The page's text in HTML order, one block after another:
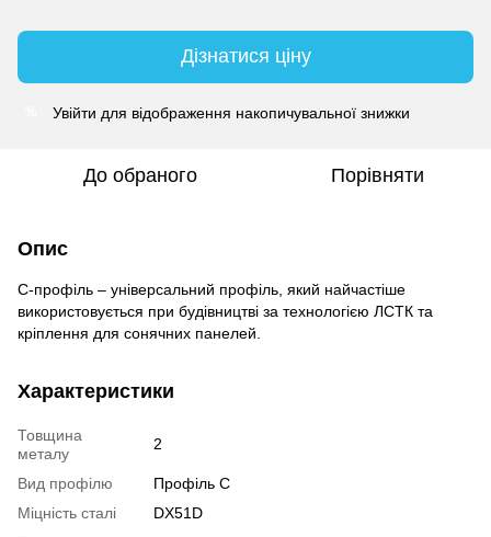
Дізнатися ціну
Увійти для відображення накопичувальної знижки
До обраного Порівняти
Опис
С-профіль – універсальний профіль, який найчастіше
використовується при будівництві за технологією ЛСТК та
кріплення для сонячних панелей.
Характеристики
Товщина
металу
2
Вид профілю
Профіль C
Міцність сталі
DX51D